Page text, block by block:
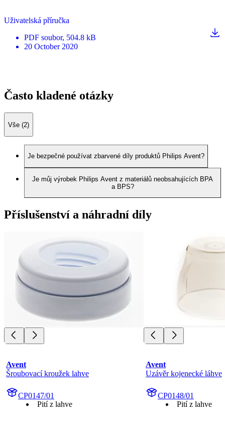
Uživatelská příručka
PDF soubor, 504.8 kB
20 October 2020
Často kladené otázky
Vše (2)
Je bezpečné používat zbarvené díly produktů Philips Avent?
Je můj výrobek Philips Avent z materiálů neobsahujících BPA
a BPS?
Příslušenství a náhradní díly
Avent
Šroubovací kroužek lahve
CP0147/01
Pití z lahve
Avent
Uzávěr kojenecké láhve
CP0148/01
Pití z lahve